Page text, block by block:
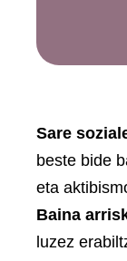
Sare
beste bide
eta
Baina
luzez